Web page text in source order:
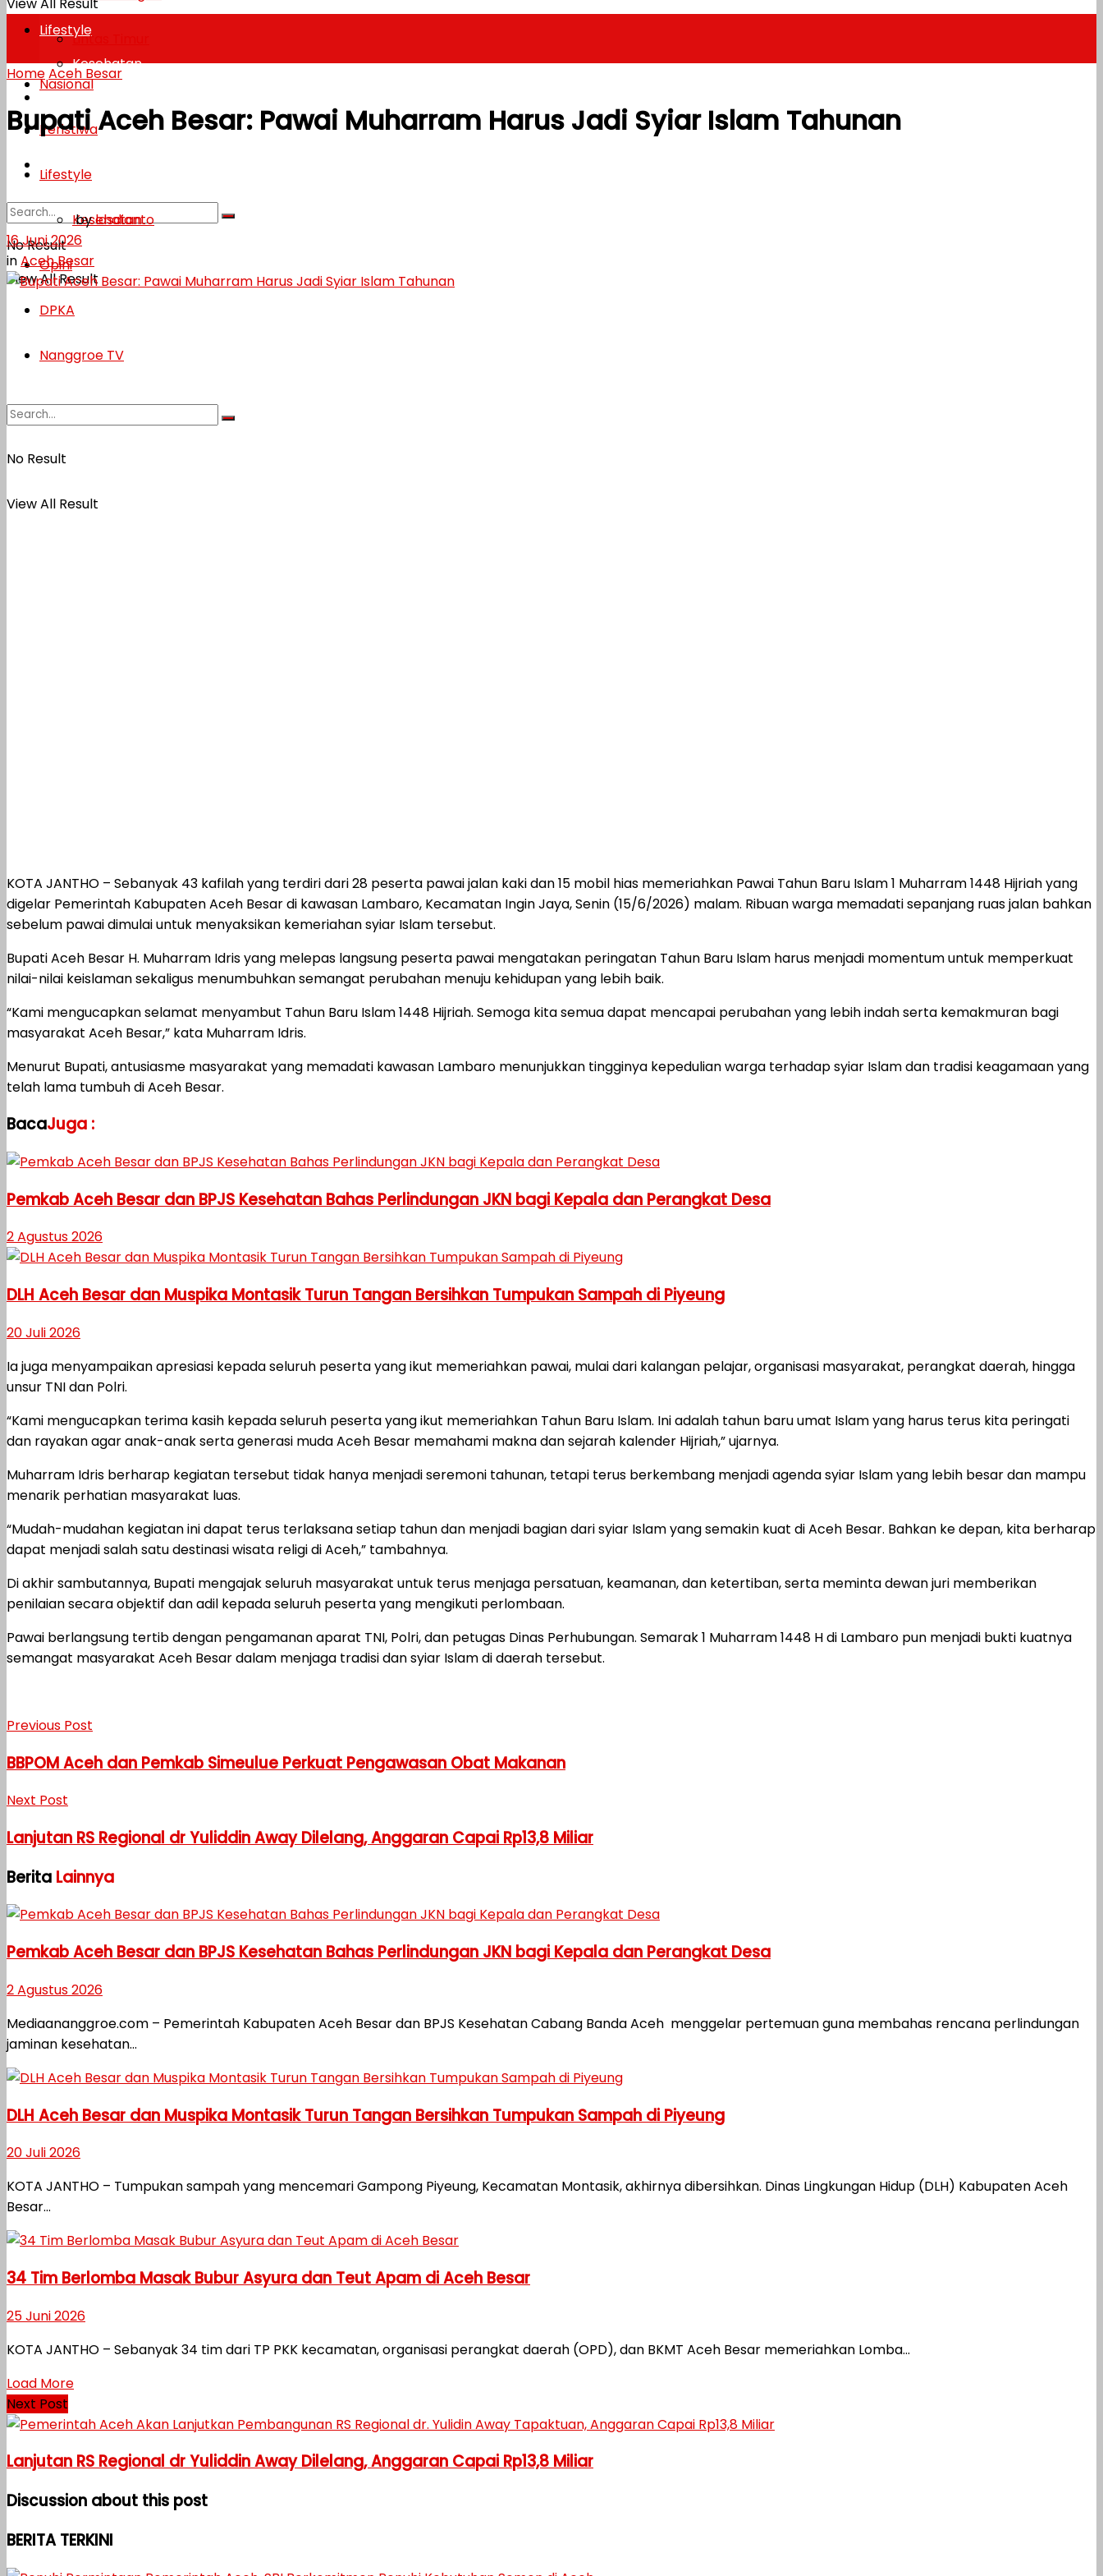
Lifestyle
Kesehatan
DPKA
Nanggroe TV
No Result
View All Result
Lintas Timur
Nasional
Peristiwa
Lifestyle
Kesehatan
Opini
DPKA
Nanggroe TV
No Result
View All Result
HomeAceh Besar
Bupati Aceh Besar: Pawai Muharram Harus Jadi Syiar Islam Tahunan
bylasdianto
16 Juni 2026
inAceh Besar
KOTA JANTHO – Sebanyak 43 kafilah yang terdiri dari 28 peserta pawai jalan kaki dan 15 mobil hias memeriahkan Pawai Tahun Baru Islam 1 Muharram 1448 Hijriah yang
digelar Pemerintah Kabupaten Aceh Besar di kawasan Lambaro, Kecamatan Ingin Jaya, Senin (15/6/2026) malam. Ribuan warga memadati sepanjang ruas jalan bahkan
sebelum pawai dimulai untuk menyaksikan kemeriahan syiar Islam tersebut.
Bupati Aceh Besar H. Muharram Idris yang melepas langsung peserta pawai mengatakan peringatan Tahun Baru Islam harus menjadi momentum untuk memperkuat
nilai-nilai keislaman sekaligus menumbuhkan semangat perubahan menuju kehidupan yang lebih baik.
“Kami mengucapkan selamat menyambut Tahun Baru Islam 1448 Hijriah. Semoga kita semua dapat mencapai perubahan yang lebih indah serta kemakmuran bagi
masyarakat Aceh Besar,” kata Muharram Idris.
Menurut Bupati, antusiasme masyarakat yang memadati kawasan Lambaro menunjukkan tingginya kepedulian warga terhadap syiar Islam dan tradisi keagamaan yang
telah lama tumbuh di Aceh Besar.
BacaJuga :
Pemkab Aceh Besar dan BPJS Kesehatan Bahas Perlindungan JKN bagi Kepala dan Perangkat Desa
2 Agustus 2026
DLH Aceh Besar dan Muspika Montasik Turun Tangan Bersihkan Tumpukan Sampah di Piyeung
20 Juli 2026
Ia juga menyampaikan apresiasi kepada seluruh peserta yang ikut memeriahkan pawai, mulai dari kalangan pelajar, organisasi masyarakat, perangkat daerah, hingga
unsur TNI dan Polri.
“Kami mengucapkan terima kasih kepada seluruh peserta yang ikut memeriahkan Tahun Baru Islam. Ini adalah tahun baru umat Islam yang harus terus kita peringati
dan rayakan agar anak-anak serta generasi muda Aceh Besar memahami makna dan sejarah kalender Hijriah,” ujarnya.
Muharram Idris berharap kegiatan tersebut tidak hanya menjadi seremoni tahunan, tetapi terus berkembang menjadi agenda syiar Islam yang lebih besar dan mampu
menarik perhatian masyarakat luas.
“Mudah-mudahan kegiatan ini dapat terus terlaksana setiap tahun dan menjadi bagian dari syiar Islam yang semakin kuat di Aceh Besar. Bahkan ke depan, kita berharap
dapat menjadi salah satu destinasi wisata religi di Aceh,” tambahnya.
Di akhir sambutannya, Bupati mengajak seluruh masyarakat untuk terus menjaga persatuan, keamanan, dan ketertiban, serta meminta dewan juri memberikan
penilaian secara objektif dan adil kepada seluruh peserta yang mengikuti perlombaan.
Pawai berlangsung tertib dengan pengamanan aparat TNI, Polri, dan petugas Dinas Perhubungan. Semarak 1 Muharram 1448 H di Lambaro pun menjadi bukti kuatnya
semangat masyarakat Aceh Besar dalam menjaga tradisi dan syiar Islam di daerah tersebut.
Previous Post
BBPOM Aceh dan Pemkab Simeulue Perkuat Pengawasan Obat Makanan
Next Post
Lanjutan RS Regional dr Yuliddin Away Dilelang, Anggaran Capai Rp13,8 Miliar
Berita Lainnya
Pemkab Aceh Besar dan BPJS Kesehatan Bahas Perlindungan JKN bagi Kepala dan Perangkat Desa
2 Agustus 2026
Mediaananggroe.com – Pemerintah Kabupaten Aceh Besar dan BPJS Kesehatan Cabang Banda Aceh menggelar pertemuan guna membahas rencana perlindungan
jaminan kesehatan...
DLH Aceh Besar dan Muspika Montasik Turun Tangan Bersihkan Tumpukan Sampah di Piyeung
20 Juli 2026
KOTA JANTHO – Tumpukan sampah yang mencemari Gampong Piyeung, Kecamatan Montasik, akhirnya dibersihkan. Dinas Lingkungan Hidup (DLH) Kabupaten Aceh
Besar...
34 Tim Berlomba Masak Bubur Asyura dan Teut Apam di Aceh Besar
25 Juni 2026
KOTA JANTHO – Sebanyak 34 tim dari TP PKK kecamatan, organisasi perangkat daerah (OPD), dan BKMT Aceh Besar memeriahkan Lomba...
Load More
Next Post
Lanjutan RS Regional dr Yuliddin Away Dilelang, Anggaran Capai Rp13,8 Miliar
Discussion about this post
BERITA TERKINI